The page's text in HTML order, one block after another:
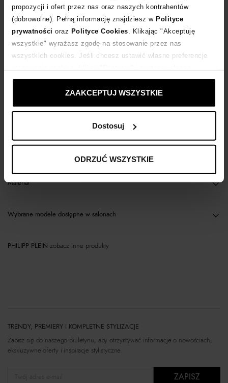
propozycji i ofert przez nas oraz naszych kontrahentów
(dobrowolne). Pełną informację znajdziesz w Polityce
prywatności oraz Polityce Cookies . Klikając "Akceptuję
wszystkie" wyrażasz zgodę na stosowanie przez nas
wszystkich cookies. Jeśli chcesz ustawić własne preferencje
ustawienia prywatności.
ZAAKCEPTUJ WSZYSTKIE
Dostosuj
ODRZUĆ WSZYSTKIE
Dostawa od 0 zł
14 dni na zwrot towaru
Materiał
Wybrane modele dostępne w salonach
PHILIPP PLEIN zobacz inne produkty
TRENDY, PREMIERY I KOMPLETNE STYLIZACJE
Zapisz się do naszego biuletynu, aby otrzymywać informacje o nowościach,
ekskluzywne oferty i inspiracje stylistyczne.
ZAPISZ